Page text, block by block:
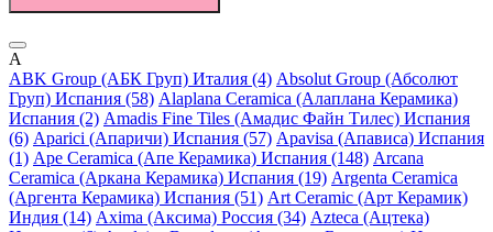
A
ABK Group (АБК Груп) Италия (4) Absolut Group (Абсолют
Груп) Испания (58) Alaplana Ceramica (Алаплана Керамика)
Испания (2) Amadis Fine Tiles (Амадис Файн Тилес) Испания
(6) Aparici (Апаричи) Испания (57) Apavisa (Апависа) Испания
(1) Ape Ceramica (Апе Керамика) Испания (148) Arcana
Ceramica (Аркана Керамика) Испания (19) Argenta Ceramica
(Аргента Керамика) Испания (51) Art Ceramic (Арт Керамик)
Индия (14) Axima (Аксима) Россия (34) Azteca (Ацтека)